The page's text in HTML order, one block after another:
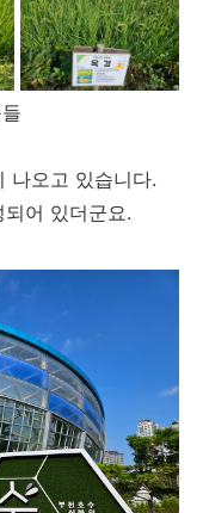
나오고 있습니다.
어 있더군요.